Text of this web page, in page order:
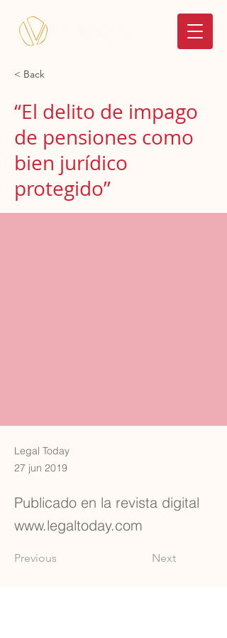
< Back
“El delito de impago
de pensiones como
bien jurídico
protegido”
Legal Today
27 jun 2019
Publicado en la revista digital
www.legaltoday.com
Previous Next